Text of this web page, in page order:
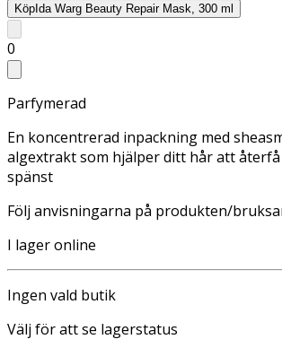
Köp Ida Warg Beauty Repair Mask, 300 ml
0
Parfymerad
En koncentrerad inpackning med
algextrakt som hjälper ditt hår att
spänst
Följ anvisningarna på produkten/
I lager online
Ingen vald butik
Välj för att se lagerstatus